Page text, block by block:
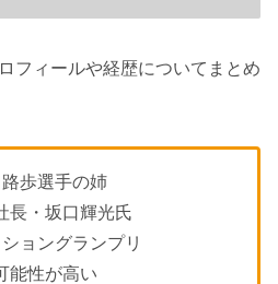
フィールや経歴についてまとめ
歩選手の姉
長・坂口輝光氏
ョングランプリ
能性が高い